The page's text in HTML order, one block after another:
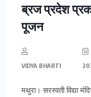
ब्रज प्रदेश
पूजन
VIDYA BHARTI
मथुरा। सरस्वती विद्या